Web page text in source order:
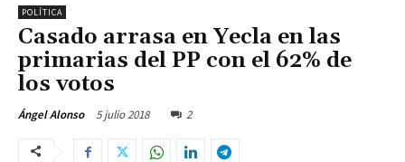
POLÍTICA
Casado arrasa en Yecla en las
primarias del PP con el 62% de
los votos
Ángel Alonso 5 julio 2018 2